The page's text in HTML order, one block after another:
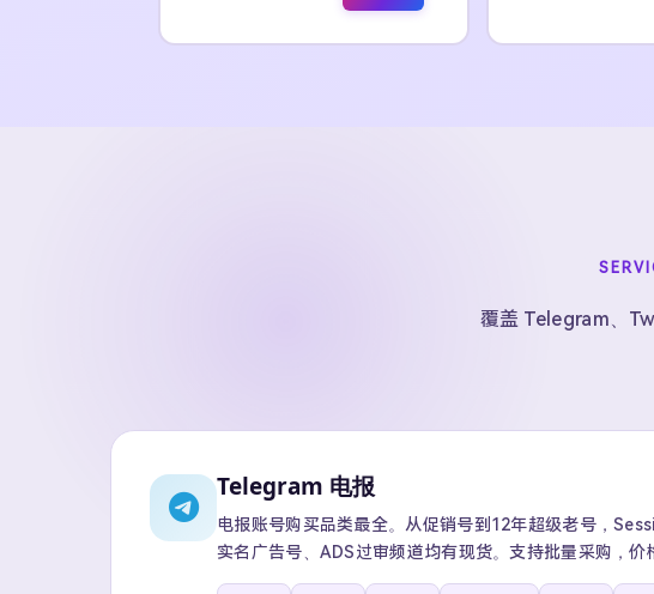
覆盖 Telegram、
Telegram 电报
电报账号购买品类最全。从促销号到12年超级老号，
实名广告号、ADS过审频道均有现货。支持批量采购，价